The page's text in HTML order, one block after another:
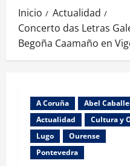
Inicio
Actualidad
Concerto das Letras
Begoña Caamaño en
A Coruña
Abel
Actualidad
Cultura y
Lugo
Ourense
Pontevedra